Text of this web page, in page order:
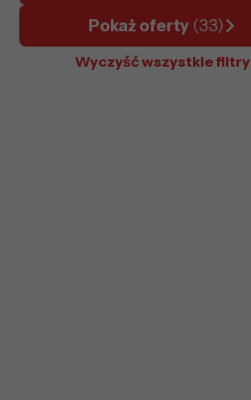
Pokaż oferty (33)
Wyczyść wszystkie filtry